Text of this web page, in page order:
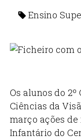
Ensino
Os alunos do
Ciências da
março ações
Infantário do